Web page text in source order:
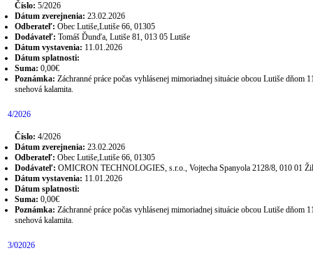
Číslo: 5/2026
Dátum zverejnenia: 23.02.2026
Odberateľ: Obec Lutiše,Lutiše 66, 01305
Dodávateľ: Tomáš Ďunďa, Lutiše 81, 013 05 Lutiše
Dátum vystavenia: 11.01.2026
Dátum splatnosti:
Suma: 0,00€
Poznámka: Záchranné práce počas vyhlásenej mimoriadnej situácie obcou Lutiše dňom
snehová kalamita.
4/2026
Číslo: 4/2026
Dátum zverejnenia: 23.02.2026
Odberateľ: Obec Lutiše,Lutiše 66, 01305
Dodávateľ: OMICRON TECHNOLOGIES, s.r.o., Vojtecha Spanyola 2128/8, 010 01
Dátum vystavenia: 11.01.2026
Dátum splatnosti:
Suma: 0,00€
Poznámka: Záchranné práce počas vyhlásenej mimoriadnej situácie obcou Lutiše dňom
snehová kalamita.
3/02026